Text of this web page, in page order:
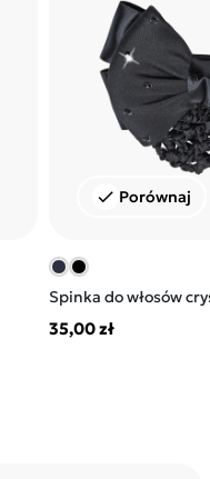
check Porównaj
Spinka do włosów
35,00 zł